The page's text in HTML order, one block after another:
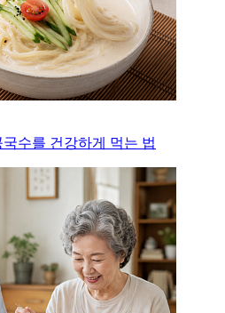
국수를 건강하게 먹는 법